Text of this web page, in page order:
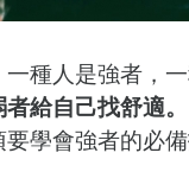
種人是強者，一
給自己找舒適。
學會強者的必